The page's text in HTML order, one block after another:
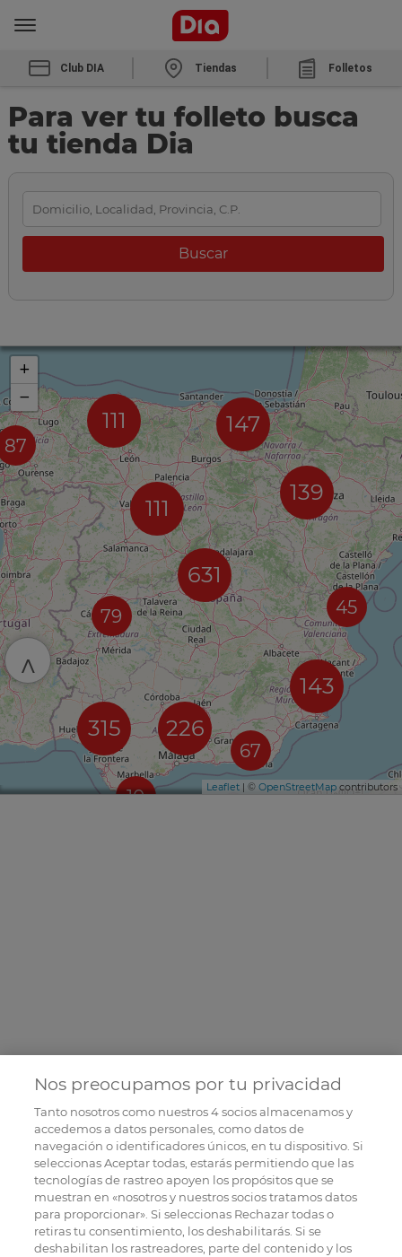
Club DIA Tiendas Folletos
Para ver tu folleto busca
tu tienda Dia
87
111 147
111
79
631
10
226
315
139
67
45
143
+
−
Leaflet | © OpenStreetMap contributors
^
Nos preocupamos por tu privacidad
Tanto nosotros como nuestros4socios almacenamos y
accedemos a datos personales, como datos de
navegación o identificadores únicos, en tu dispositivo. Si
seleccionas Aceptar todas, estarás permitiendo que las
tecnologías de rastreo apoyen los propósitos que se
muestran en «nosotros y nuestros socios tratamos datos
para proporcionar». Si seleccionas Rechazar todas o
retiras tu consentimiento, los deshabilitarás. Si se
deshabilitan los rastreadores, parte del contenido y los